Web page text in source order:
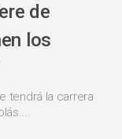
de
los
tendrá la carrera